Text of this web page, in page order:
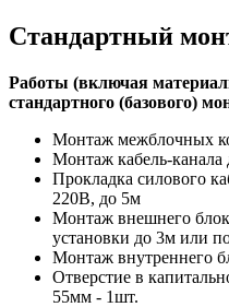
Стандартный
Работы (включая
стандартного (базового)
Монтаж межблочных
Монтаж кабель-
Прокладка силового
220В, до 5м
Монтаж внешнего
установки до 3м или
Монтаж внутреннего
Отверстие в
55мм - 1шт.